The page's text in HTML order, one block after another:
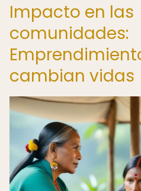
Impacto en las
comunidades:
cambian vidas